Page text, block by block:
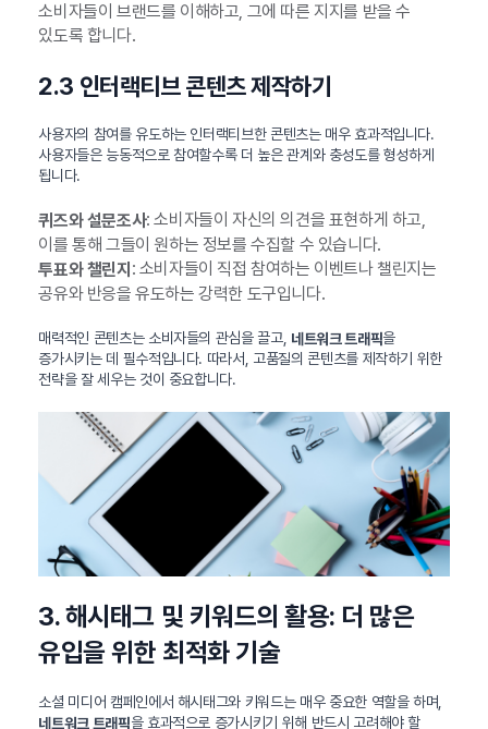
소비자들이 브랜드를 이해하고, 그에 따른 지지를 받을 수
있도록 합니다.
2.3 인터랙티브 콘텐츠 제작하기
사용자의 참여를 유도하는 인터랙티브한 콘텐츠는 매우 효과적입니다.
사용자들은 능동적으로 참여할수록 더 높은 관계와 충성도를 형성하게
됩니다.
퀴즈와 설문조사: 소비자들이 자신의 의견을 표현하게 하고,
이를 통해 그들이 원하는 정보를 수집할 수 있습니다.
투표와 챌린지 : 소비자들이 직접 참여하는 이벤트나 챌린지는
공유와 반응을 유도하는 강력한 도구입니다.
매력적인 콘텐츠는 소비자들의 관심을 끌고, 네트워크 트래픽을
증가시키는 데 필수적입니다. 따라서, 고품질의 콘텐츠를 제작하기 위한
전략을 잘 세우는 것이 중요합니다.
3. 해시태그 및 키워드의 활용: 더 많은
유입을 위한 최적화 기술
소셜 미디어 캠페인에서 해시태그와 키워드는 매우 중요한 역할을 하며,
네트워크 트래픽을 효과적으로 증가시키기 위해 반드시 고려해야 할